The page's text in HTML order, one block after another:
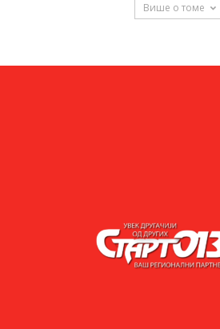
Више о томе